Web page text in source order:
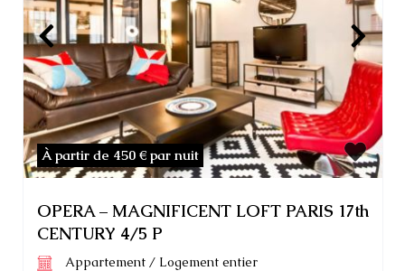
À partir de 450 € par nuit
OPERA – MAGNIFICENT LOFT PARIS 17th
CENTURY 4/5 P
Appartement/ Logement entier